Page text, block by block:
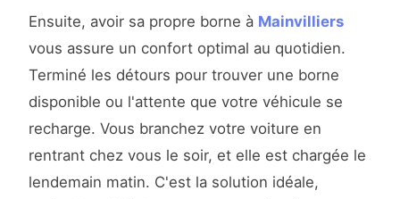
Ensuite, avoir sa propre borne à Mainvilliers
vous assure un confort optimal au quotidien.
Terminé les détours pour trouver une borne
disponible ou l'attente que votre véhicule se
recharge. Vous branchez votre voiture en
rentrant chez vous le soir, et elle est chargée le
lendemain matin. C'est la solution idéale,